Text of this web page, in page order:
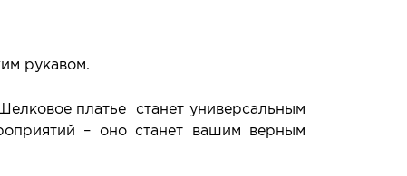
рукавом.
платье станет универсальным
– оно станет вашим верным